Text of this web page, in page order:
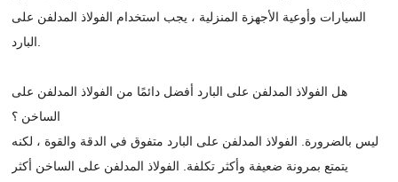
السيارات وأوعية الأجهزة المنزلية ، يجب استخدام الفولاذ المدلفن على
هل الفولاذ المدلفن على البارد أفضل دائمًا من الفولاذ المدلفن على
الساخن ؟
ليس بالضرورة. الفولاذ المدلفن على البارد متفوق في الدقة والقوة ، لكنه
يتمتع بمرونة ضعيفة وأكثر تكلفة. الفولاذ المدلفن على الساخن أكثر